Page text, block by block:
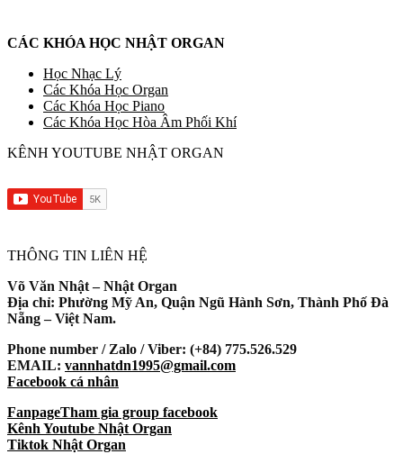
CÁC KHÓA HỌC NHẬT ORGAN
Học Nhạc Lý
Các Khóa Học Organ
Các Khóa Học Piano
Các Khóa Học Hòa Âm Phối Khí
KÊNH YOUTUBE NHẬT ORGAN
THÔNG TIN LIÊN HỆ
Võ Văn Nhật – Nhật Organ
Địa chỉ: Phường Mỹ An, Quận Ngũ Hành Sơn, Thành Phố Đà
Nẵng – Việt Nam.
Phone number / Zalo / Viber: (+84) 775.526.529
EMAIL: vannhatdn1995@gmail.com
Facebook cá nhân
FanpageTham gia group facebook
Kênh Youtube Nhật Organ
Tiktok Nhật Organ